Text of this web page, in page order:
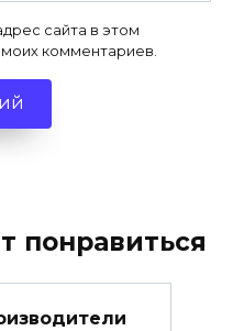
сайта в этом
комментариев.
понравиться